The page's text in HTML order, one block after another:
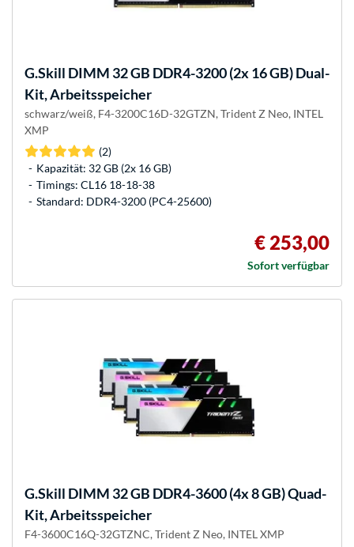
G.Skill DIMM 32 GB DDR4-3200 (2x 16 GB) Dual-
Kit, Arbeitsspeicher
schwarz/weiß, F4-3200C16D-32GTZN, Trident Z Neo, INTEL
XMP
(2)
Kapazität: 32 GB (2x 16 GB)
Timings: CL16 18-18-38
Standard: DDR4-3200 (PC4-25600)
€ 253,00
Sofort verfügbar
G.Skill DIMM 32 GB DDR4-3600 (4x 8 GB) Quad-
Kit, Arbeitsspeicher
F4-3600C16Q-32GTZNC, Trident Z Neo, INTEL XMP